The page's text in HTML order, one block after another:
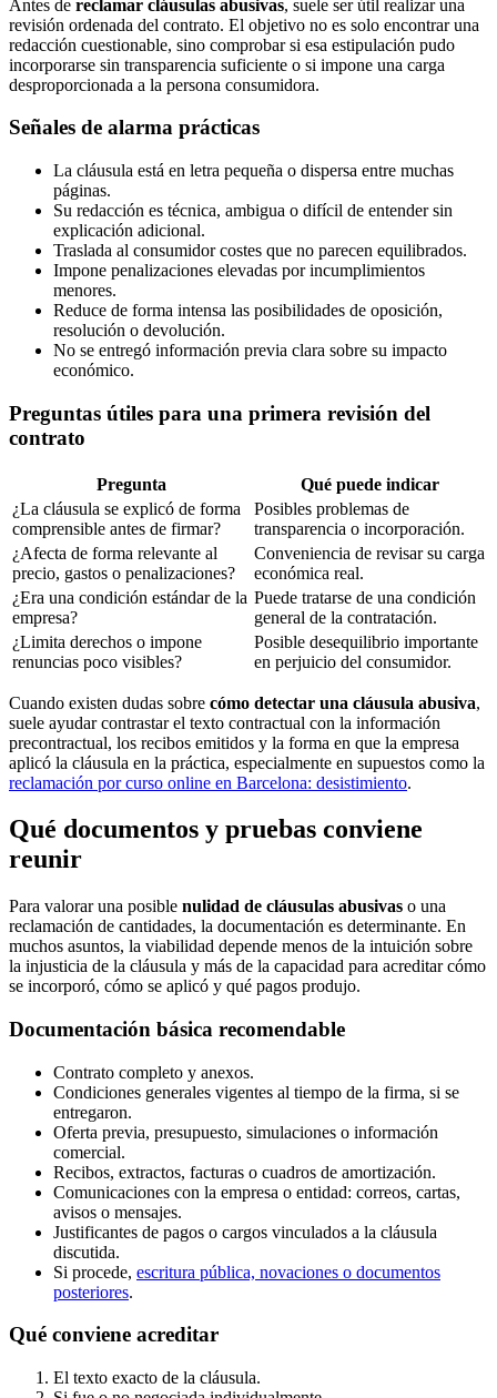
Antes de reclamar cláusulas abusivas, suele ser útil realizar una
revisión ordenada del contrato. El objetivo no es solo encontrar una
redacción cuestionable, sino comprobar si esa estipulación pudo
incorporarse sin transparencia suficiente o si impone una carga
desproporcionada a la persona consumidora.
Señales de alarma prácticas
La cláusula está en letra pequeña o dispersa entre muchas
páginas.
Su redacción es técnica, ambigua o difícil de entender sin
explicación adicional.
Traslada al consumidor costes que no parecen equilibrados.
Impone penalizaciones elevadas por incumplimientos
menores.
Reduce de forma intensa las posibilidades de oposición,
resolución o devolución.
No se entregó información previa clara sobre su impacto
económico.
Preguntas útiles para una primera revisión del
contrato
Pregunta
Qué puede indicar
¿La cláusula se explicó de forma
comprensible antes de firmar?
Posibles problemas de
transparencia o incorporación.
¿Afecta de forma relevante al
precio, gastos o penalizaciones?
Conveniencia de revisar su carga
económica real.
¿Era una condición estándar de la
empresa?
Puede tratarse de una condición
general de la contratación.
¿Limita derechos o impone
renuncias poco visibles?
Posible desequilibrio importante
en perjuicio del consumidor.
Cuando existen dudas sobre cómo detectar una cláusula abusiva,
suele ayudar contrastar el texto contractual con la información
precontractual, los recibos emitidos y la forma en que la empresa
aplicó la cláusula en la práctica, especialmente en supuestos como la
reclamación por curso online en Barcelona: desistimiento.
Qué documentos y pruebas conviene
reunir
Para valorar una posible nulidad de cláusulas abusivas o una
reclamación de cantidades, la documentación es determinante. En
muchos asuntos, la viabilidad depende menos de la intuición sobre
la injusticia de la cláusula y más de la capacidad para acreditar cómo
se incorporó, cómo se aplicó y qué pagos produjo.
Documentación básica recomendable
Contrato completo y anexos.
Condiciones generales vigentes al tiempo de la firma, si se
entregaron.
Oferta previa, presupuesto, simulaciones o información
comercial.
Recibos, extractos, facturas o cuadros de amortización.
Comunicaciones con la empresa o entidad: correos, cartas,
avisos o mensajes.
Justificantes de pagos o cargos vinculados a la cláusula
discutida.
Si procede, escritura pública, novaciones o documentos
posteriores.
Qué conviene acreditar
El texto exacto de la cláusula.